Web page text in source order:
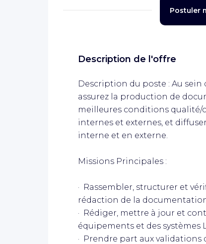
Postuler
Description de l'offre
Description du poste : Au
assurez la production de
meilleures conditions qualité/
internes et externes, et
interne et en externe.
Missions Principales :
· Rassembler, structurer et
rédaction de la
· Rédiger, mettre à jour et
équipements et des systèmes
· Prendre part aux validations